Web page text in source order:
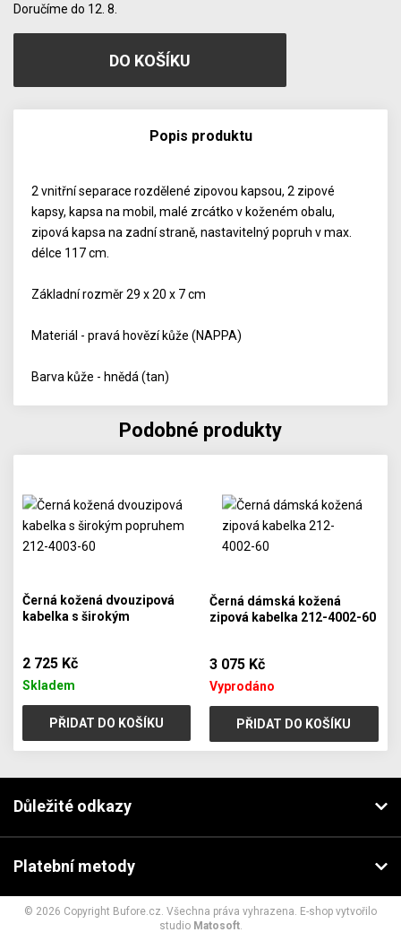
Doručíme do 12. 8.
Popis produktu
2 vnitřní separace rozdělené zipovou kapsou, 2 zipové
kapsy, kapsa na mobil, malé zrcátko v koženém obalu,
zipová kapsa na zadní straně, nastavitelný popruh v max.
délce 117 cm.
Základní rozměr 29 x 20 x 7 cm
Materiál - pravá hovězí kůže (NAPPA)
Barva kůže - hnědá (tan)
Podobné produkty
Černá kožená dvouzipová
kabelka s širokým
2 725 Kč
Skladem
PŘIDAT DO KOŠÍKU
Černá dámská kožená
zipová kabelka 212-4002-60
3 075 Kč
Vyprodáno
PŘIDAT DO KOŠÍKU
Důležité odkazy
Platební metody
© 2026 Copyright Bufore.cz. Všechna práva vyhrazena. E-shop vytvořilo
studio Matosoft.